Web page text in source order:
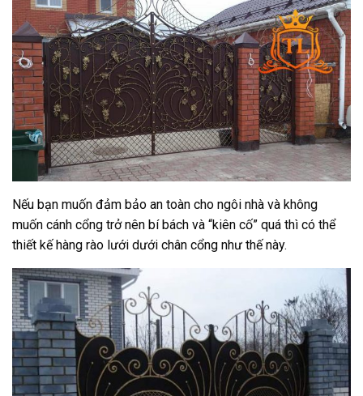
Nếu bạn muốn đảm bảo an toàn cho ngôi nhà và không
muốn cánh cổng trở nên bí bách và “kiên cố” quá thì có thể
thiết kế hàng rào lưới dưới chân cổng như thế này.